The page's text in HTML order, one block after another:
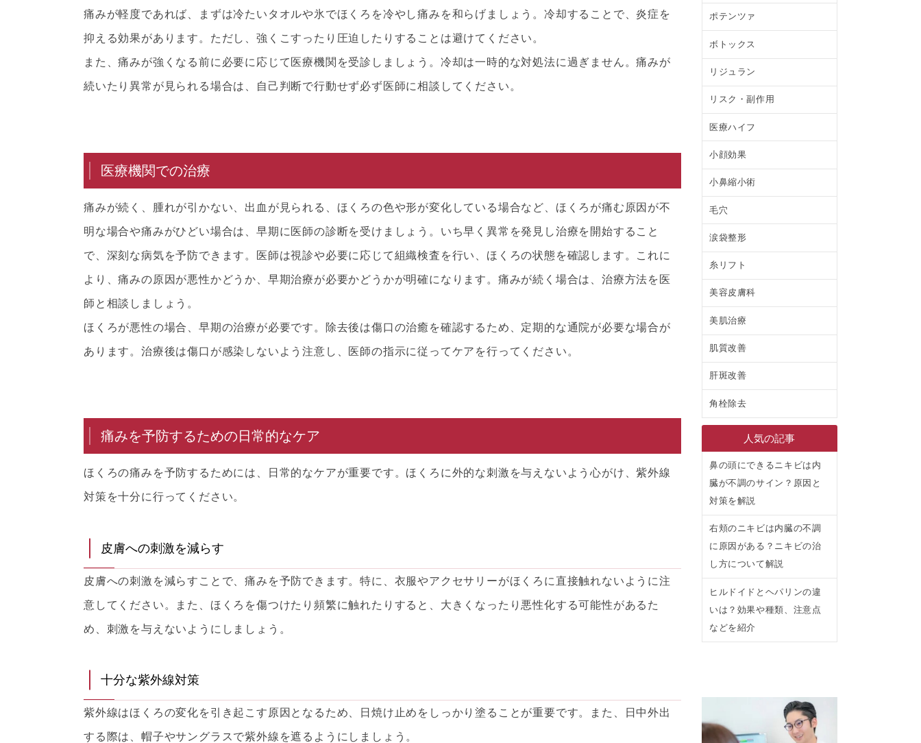
痛みが軽度であれば、まずは冷たいタオルや氷でほくろを冷やし痛みを和らげましょう。冷却することで、炎症を
抑える効果があります。ただし、強くこすったり圧迫したりすることは避けてください。
また、痛みが強くなる前に必要に応じて医療機関を受診しましょう。冷却は一時的な対処法に過ぎません。痛みが
続いたり異常が見られる場合は、自己判断で行動せず必ず医師に相談してください。
医療機関での治療
痛みが続く、腫れが引かない、出血が見られる、ほくろの色や形が変化している場合など、ほくろが痛む原因が不
明な場合や痛みがひどい場合は、早期に医師の診断を受けましょう。いち早く異常を発見し治療を開始すること
で、深刻な病気を予防できます。医師は視診や必要に応じて組織検査を行い、ほくろの状態を確認します。これに
より、痛みの原因が悪性かどうか、早期治療が必要かどうかが明確になります。痛みが続く場合は、治療方法を医
師と相談しましょう。
ほくろが悪性の場合、早期の治療が必要です。除去後は傷口の治癒を確認するため、定期的な通院が必要な場合が
あります。治療後は傷口が感染しないよう注意し、医師の指示に従ってケアを行ってください。
痛みを予防するための日常的なケア
ほくろの痛みを予防するためには、日常的なケアが重要です。ほくろに外的な刺激を与えないよう心がけ、紫外線
対策を十分に行ってください。
皮膚への刺激を減らす
皮膚への刺激を減らすことで、痛みを予防できます。特に、衣服やアクセサリーがほくろに直接触れないように注
意してください。また、ほくろを傷つけたり頻繁に触れたりすると、大きくなったり悪性化する可能性があるた
め、刺激を与えないようにしましょう。
十分な紫外線対策
紫外線はほくろの変化を引き起こす原因となるため、日焼け止めをしっかり塗ることが重要です。また、日中外出
する際は、帽子やサングラスで紫外線を遮るようにしましょう。
ポテンツァ
ボトックス
リジュラン
リスク・副作用
医療ハイフ
小顔効果
小鼻縮小術
毛穴
涙袋整形
糸リフト
美容皮膚科
美肌治療
肌質改善
肝斑改善
角栓除去
人気の記事
鼻の頭にできるニキビは内
臓が不調のサイン？原因と
対策を解説
右頬のニキビは内臓の不調
に原因がある？ニキビの治
し方について解説
ヒルドイドとヘパリンの違
いは？効果や種類、注意点
などを紹介